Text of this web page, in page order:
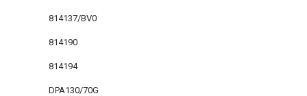
814137/BV0
814190
814194
DPA130/70G